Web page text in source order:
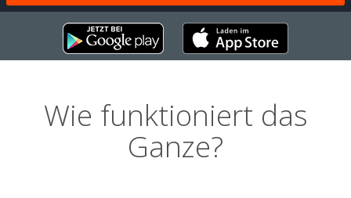
Wie funktioniert das
Ganze?